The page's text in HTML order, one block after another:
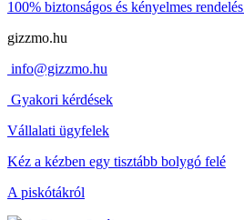
100% biztonságos és kényelmes rendelés
gizzmo.hu
info@gizzmo.hu
Gyakori kérdések
Vállalati ügyfelek
Kéz a kézben egy tisztább bolygó felé
A piskótákról